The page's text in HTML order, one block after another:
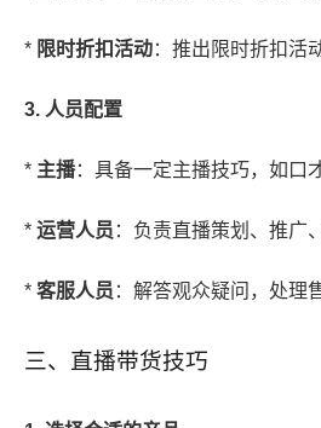
* 限时折扣活动：推出限时折扣活
3. 人员配置
* 主播：具备一定主播技巧，如口
* 运营人员 ：负责直播策划、推广
* 客服人员 ：解答观众疑问，处理
三、直播带货技巧